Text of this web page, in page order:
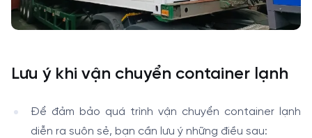
Lưu ý khi vận chuyển container lạnh
Để đảm bảo quá trình vận chuyển container lạnh
diễn ra suôn sẻ, bạn cần lưu ý những điều sau: